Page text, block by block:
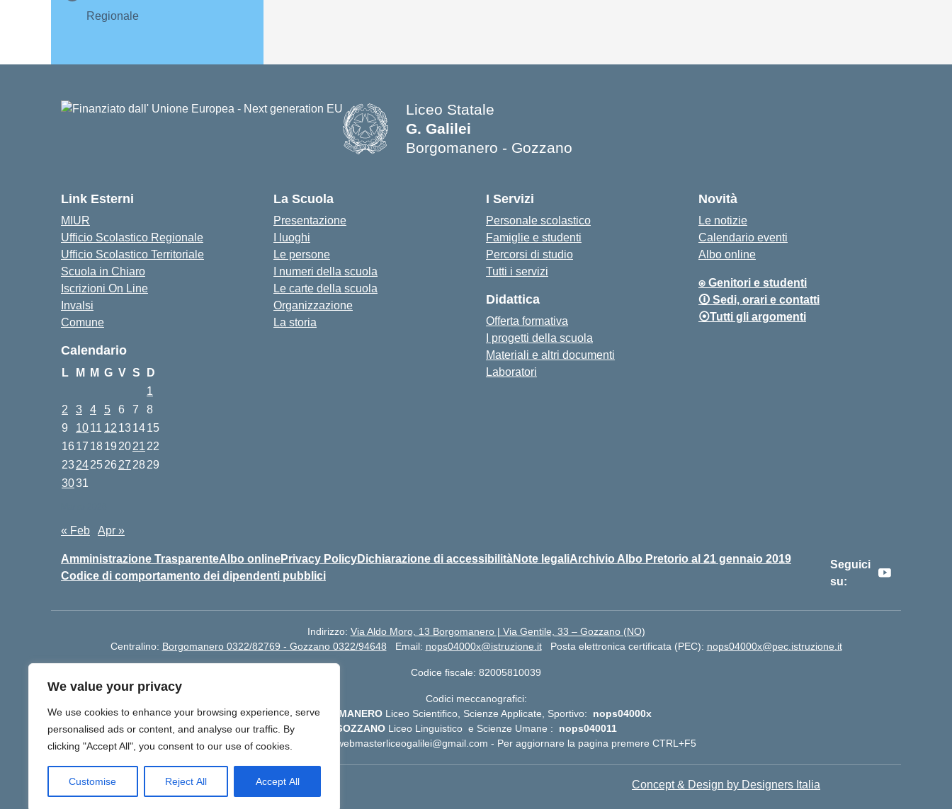
We value your privacy
We use cookies to enhance your browsing experience, serve
personalised ads or content, and analyse our traffic. By
clicking "Accept All", you consent to our use of cookies.
Customise Reject All Accept All
Regionale
Liceo Statale
G. Galilei
Borgomanero - Gozzano
Link Esterni
MIUR
Ufficio Scolastico Regionale
Ufficio Scolastico Territoriale
Scuola in Chiaro
Iscrizioni On Line
Invalsi
Comune
Calendario
L M M G V S
D
1
2
3 4 5 6 7
8
9
1011 12 131415
1617 1819 2021 22
2324252627 2829
3031
« Feb Apr »
La Scuola
Presentazione
I luoghi
Le persone
I numeri della scuola
Le carte della scuola
Organizzazione
La storia
I Servizi
Personale scolastico
Famiglie e studenti
Percorsi di studio
Tutti i servizi
Didattica
Offerta formativa
I progetti della scuola
Materiali e altri documenti
Laboratori
Novità
Le notizie
Calendario eventi
Albo online
⍟ Genitori e studenti
🛈 Sedi, orari e contatti
⦿Tutti gli argomenti
Amministrazione TrasparenteAlbo onlinePrivacy PolicyDichiarazione di accessibilitàNote legaliArchivio Albo Pretorio al 21 gennaio 2019
Codice di comportamento dei dipendenti pubblici
Seguici
su:
Indirizzo: Via Aldo Moro, 13 Borgomanero | Via Gentile, 33 – Gozzano (NO)
Centralino: Borgomanero 0322/82769 - Gozzano 0322/94648 Email: nops04000x@istruzione.it Posta elettronica certificata (PEC): nops04000x@pec.istruzione.it
Codice fiscale: 82005810039
Codici meccanografici:
BORGOMANEROLiceo Scientifico, Scienze Applicate, Sportivo: nops04000x
GOZZANO Liceo Linguistico e Scienze Umane : nops040011
Per segnalazioni:
webmasterliceogalilei@gmail.com - Per aggiornare la pagina premere CTRL+F5
Concept & Design by Designers Italia